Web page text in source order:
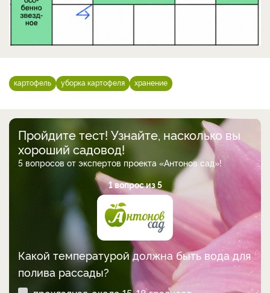
картофель уборка картофеля хранение
Пройдите тест! Узнайте, насколько вы
хороший садовод!
5 вопросов от экспертов проекта «Антонов сад»!
1 вопрос из 5
Какой температурой должна быть вода для
полива рассады?